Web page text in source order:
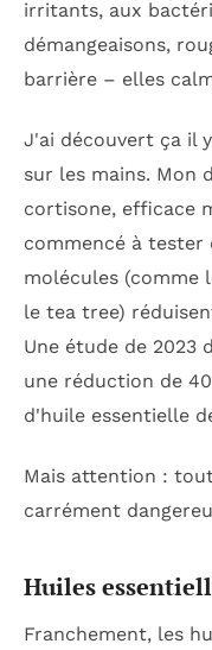
irritants, aux
démangeaisons,
barrière – elles
J'ai découvert ça il
sur les mains. Mon
cortisone, efficace
commencé à tester
molécules (comme
le tea tree)
Une étude de 2023
une réduction de
d'huile essentielle
Mais attention :
carrément
Huiles
Franchement, les